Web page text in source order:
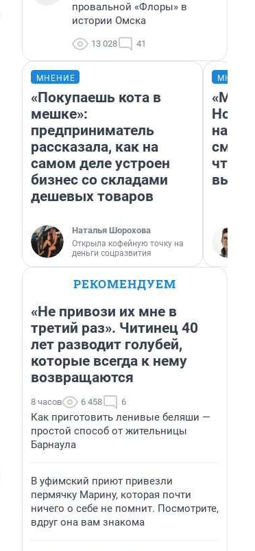
провальной «Флоры» в
истории Омска
13 028 41
МНЕНИЕ
«Покупаешь кота в
мешке»:
предприниматель
рассказала, как на
самом деле устроен
бизнес со складами
дешевых товаров
Наталья Шорохова
Открыла кофейную точку на
деньги соцразвития
«Мы
РЕКОМЕНДУЕМ
«Не привози их мне в
третий раз». Читинец 40
лет разводит голубей,
которые всегда к нему
возвращаются
8 часов 6 458 6
Как приготовить ленивые беляши —
простой способ от жительницы
Барнаула
В уфимский приют привезли
пермячку Марину, которая почти
ничего о себе не помнит. Посмотрите,
вдруг она вам знакома